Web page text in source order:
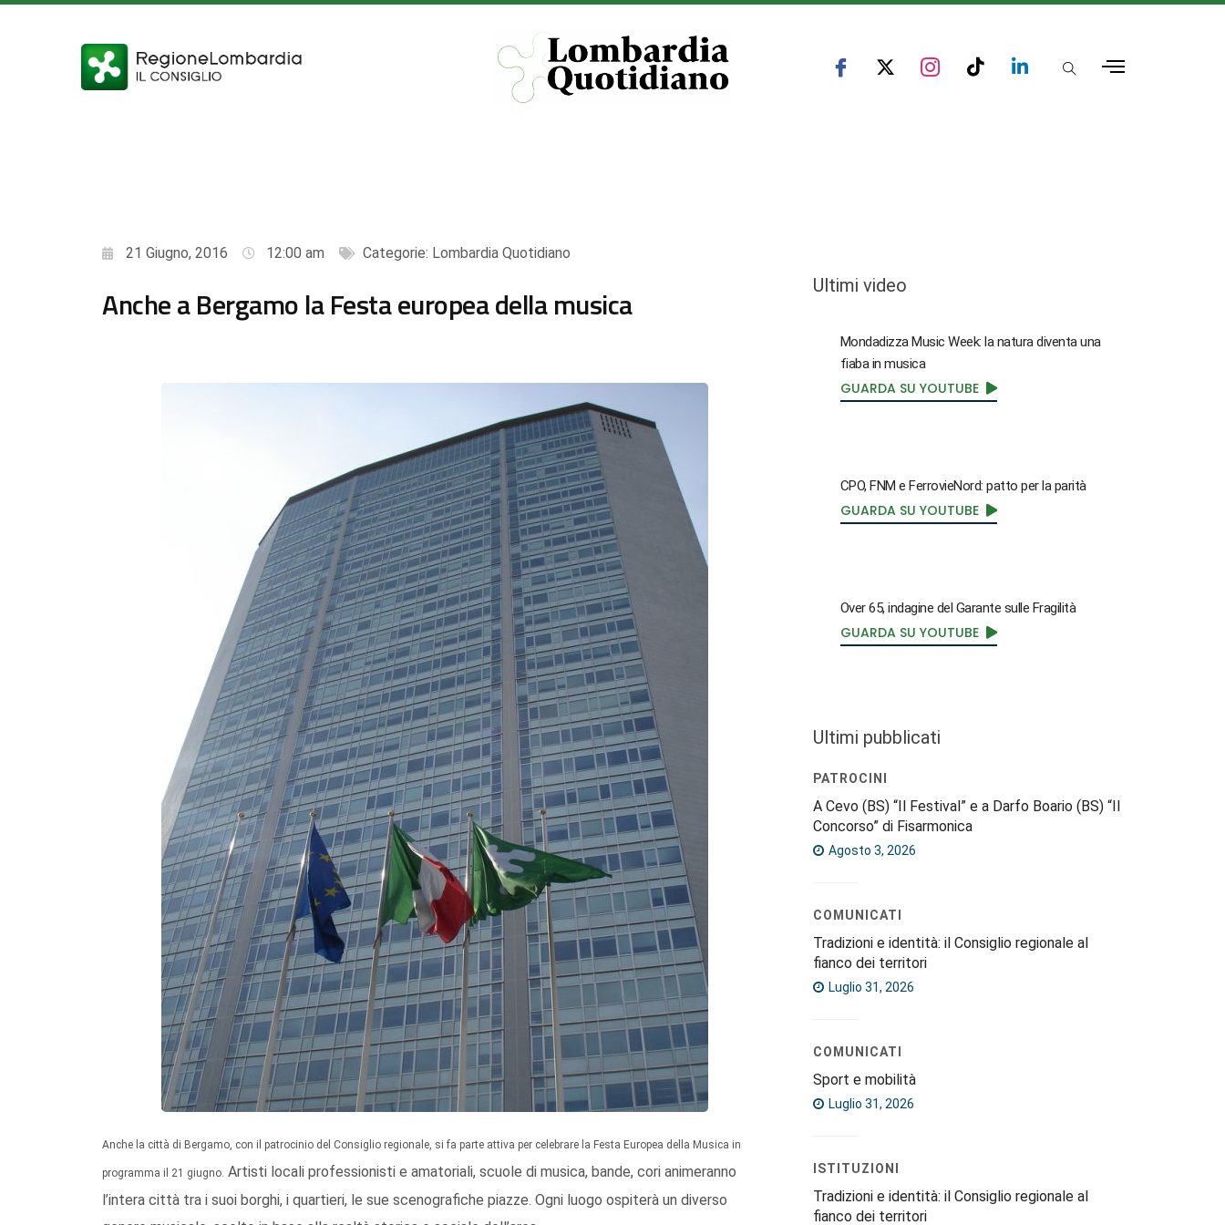
21 Giugno, 2016 12:00 am Categorie: Lombardia Quotidiano
Anche a Bergamo la Festa europea della musica
Anche la città di Bergamo, con il patrocinio del Consiglio regionale, si fa parte attiva per celebrare la Festa Europea della Musica in
programma il 21 giugno. Artisti locali professionisti e amatoriali, scuole di musica, bande, cori animeranno
l’intera città tra i suoi borghi, i quartieri, le sue scenografiche piazze. Ogni luogo ospiterà un diverso
Ultimi video
Mondadizza Music Week: la natura diventa una
fiaba in musica
GUARDA SU YOUTUBE
CPO, FNM e FerrovieNord: patto per la parità
GUARDA SU YOUTUBE
Over 65, indagine del Garante sulle Fragilità
GUARDA SU YOUTUBE
Ultimi pubblicati
PATROCINI
A Cevo (BS) “Il Festival” e a Darfo Boario (BS) “Il
Concorso” di Fisarmonica
Agosto 3, 2026
COMUNICATI
Tradizioni e identità: il Consiglio regionale al
fianco dei territori
Luglio 31, 2026
COMUNICATI
Sport e mobilità
Luglio 31, 2026
ISTITUZIONI
Tradizioni e identità: il Consiglio regionale al
fianco dei territori